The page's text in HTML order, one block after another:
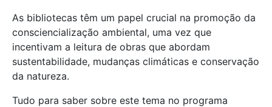
As bibliotecas têm um papel crucial na promoção da
consciencialização ambiental, uma vez que
incentivam a leitura de obras que abordam
sustentabilidade, mudanças climáticas e conservação
da natureza.
Tudo para saber sobre este tema no programa